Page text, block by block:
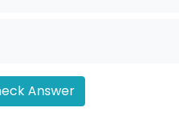
Answer